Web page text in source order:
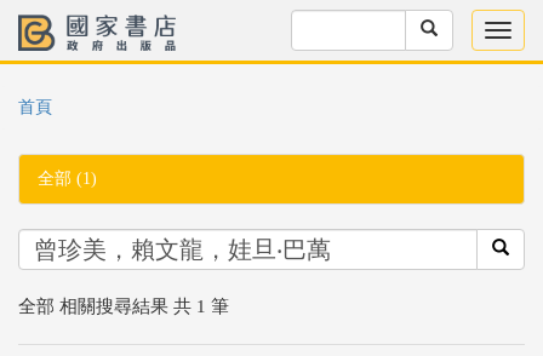
首頁
全部 (1)
全部 相關搜尋結果 共 1 筆